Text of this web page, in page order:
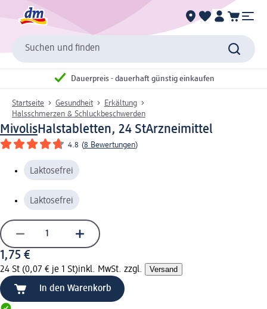
Suchen und finden
Dauerpreis - dauerhaft günstig einkaufen
Startseite Gesundheit
Erkältung
Halsschmerzen & Schluckbeschwerden
MivolisHalstabletten, 24 StArzneimittel
4.8 (8 Bewertungen)
Laktosefrei
Laktosefrei
1,75 €
24 St (0,07 € je 1 St)inkl. MwSt. zzgl. Versand
In den Warenkorb